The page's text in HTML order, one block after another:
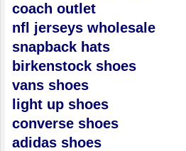
coach outlet
nfl jerseys wholesale
snapback hats
birkenstock shoes
vans shoes
light up shoes
converse shoes
adidas shoes